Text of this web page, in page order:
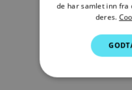
de har samlet inn fra
deres.